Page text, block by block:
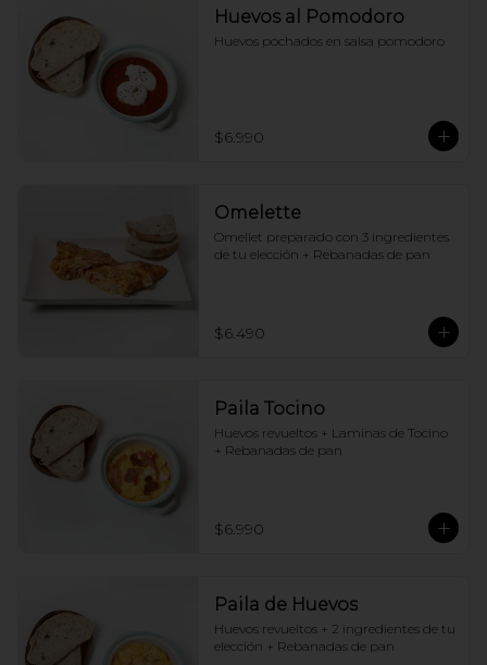
Huevos al Pomodoro
Huevos pochados en salsa pomodoro
$6.990
Omelette
Omellet preparado con 3 ingredientes
de tu elección + Rebanadas de pan
$6.490
Paila Tocino
Huevos revueltos + Laminas de Tocino
+ Rebanadas de pan
$6.990
Paila de Huevos
Huevos revueltos + 2 ingredientes de tu
elección + Rebanadas de pan